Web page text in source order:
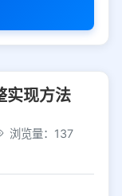
实现方法
浏览量：137